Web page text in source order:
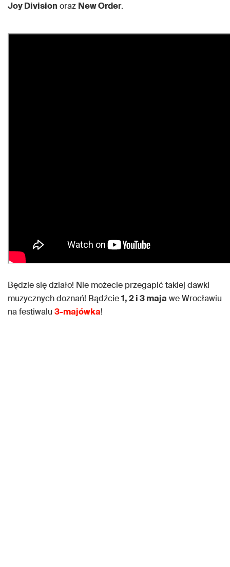
Joy Divisionoraz New Order.
Będzie się działo! Nie możecie przegapić takiej dawki
muzycznych doznań! Bądźcie1, 2 i 3 maja we Wrocławiu
na festiwalu 3-majówka!